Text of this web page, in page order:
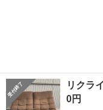
リクラ
0円